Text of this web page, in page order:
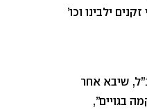
ילבינו וכו’
שיבא אחר
בגויים”,